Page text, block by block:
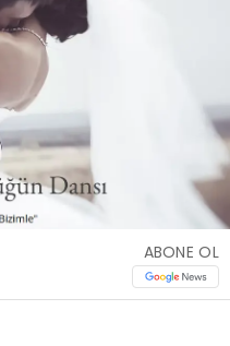
ABONE OL